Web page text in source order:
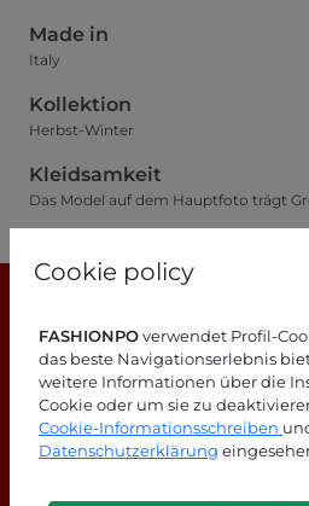
Cookie policy
FASHIONPOverwendet Profil-
das beste Navigationserlebnis
weitere Informationen über die
Cookie oder um sie zu
Cookie-Informationsschreiben
Datenschutzerklärung
Made in
Italy
Kollektion
Herbst-Winter
Kleidsamkeit
Das Model auf dem Hauptfoto trägt
Suchen Sie
Schauen Sie sich